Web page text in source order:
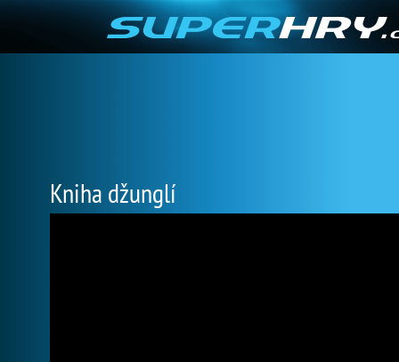
Kniha džunglí